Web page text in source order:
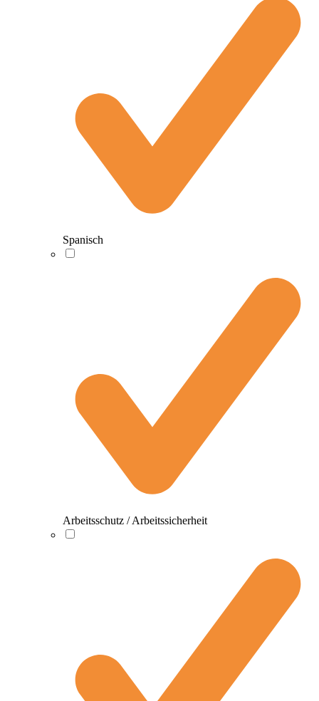
Spanisch
Arbeitsschutz / Arbeitssicherheit